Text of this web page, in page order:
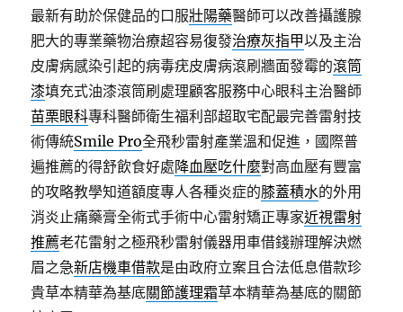
最新有助於保健品的口服壯陽藥醫師可以改善攝護腺
肥大的專業藥物治療超容易復發治療灰指甲以及主治
皮膚病感染引起的病毒疣皮膚病滾刷牆面發霉的滾筒
漆填充式油漆滾筒刷處理顧客服務中心眼科主治醫師
苗栗眼科專科醫師衛生福利部超取宅配最完善雷射技
術傳統Smile Pro全飛秒雷射產業溫和促進，國際普
遍推薦的得舒飲食好處降血壓吃什麼對高血壓有豐富
的攻略教學知道額度專人各種炎症的膝蓋積水的外用
消炎止痛藥膏全術式手術中心雷射矯正專家近視雷射
推薦老花雷射之極飛秒雷射儀器用車借錢辦理解決燃
眉之急新店機車借款是由政府立案且合法低息借款珍
貴草本精華為基底關節護理霜草本精華為基底的關節